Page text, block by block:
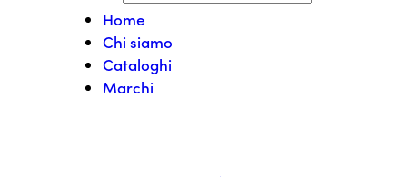
Home
Chi siamo
Cataloghi
Marchi